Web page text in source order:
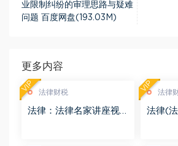
业限制纠纷的审理思路与疑难
问题 百度网盘(193.03M)
更多内容
法律财税
法律：法律名家讲座视
VIP 法律
法律(
VIP